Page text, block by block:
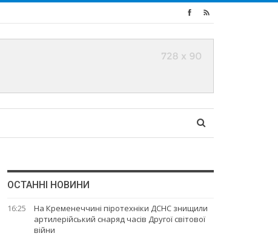
ОСТАННІ НОВИНИ
16:25
На Кременеччині піротехніки ДСНС знищили
артилерійський снаряд часів Другої світової
війни